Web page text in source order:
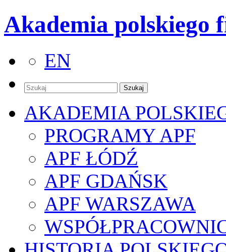
Akademia polskiego
EN
AKADEMIA
PROGRAMY APF
APF ŁÓDŹ
APF GDAŃSK
APF WARSZAWA